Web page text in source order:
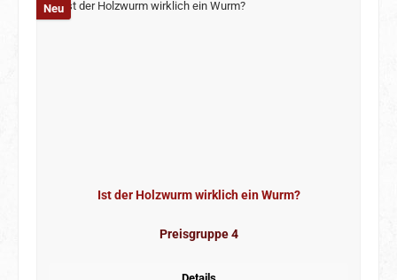
Neu
Ist der Holzwurm wirklich ein Wurm?
Preisgruppe 4